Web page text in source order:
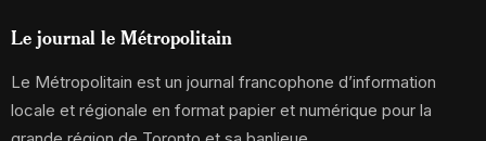
Le journal le Métropolitain
Le Métropolitain est un journal francophone d’information
locale et régionale en format papier et numérique pour la